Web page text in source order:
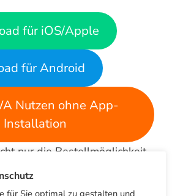
für iOS/Apple
für Android
Nutzen ohne App-
Installation
nur die Bestellmöglichkeit
Service. Als
bekommst du automatisch
für Sie optimal zu gestalten und